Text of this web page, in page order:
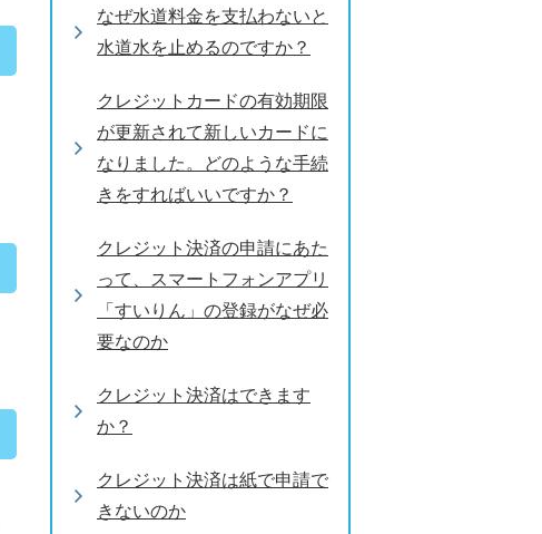
なぜ水道料金を支払わないと
水道水を止めるのですか？
クレジットカードの有効期限
が更新されて新しいカードに
なりました。どのような手続
きをすればいいですか？
クレジット決済の申請にあた
って、スマートフォンアプリ
「すいりん」の登録がなぜ必
要なのか
クレジット決済はできます
か？
クレジット決済は紙で申請で
きないのか